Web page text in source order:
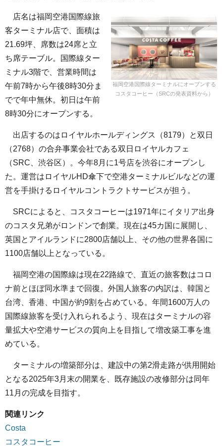
福岡空港国際線ターミナルにオープンする
コスタコーヒー（SRCの発表資料から）
店名は福岡空港国際線旅
客ターミナル店で、面積は
21.69坪、席数は24席と立
ち席テーブル。国際線ター
ミナル3階で、営業時間は
午前7時から午後8時30分ま
でで年中無休。初日は午前
8時30分にオープンする。
出店するのはロイヤルホールディングス（8179）と双日
（2768）の合弁事業会社である双日ロイヤルカフェ
（SRC、渋谷区）。今年8月に1号店を渋谷にオープンし
た。運営はロイヤルHD傘下で空港ターミナルビルなどの運
営を手掛けるロイヤルコントラクトサービスが担う。
SRCによると、コスタコーヒーは1971年にイタリア出身
のコスタ兄弟がロンドンで創業。現在は45カ国に展開し、
英国とアイルランドに2800店舗以上、その他の世界各国に
1100店舗以上となっている。
福岡空港の国際線は現在22路線で、直近の旅客数はコロ
ナ前とほぼ同水準まで回復。外国人旅客の内訳は、韓国と
台湾、香港、中国が約9割を占めている。年間1600万人の
国際線旅客を受け入れられるよう、現在はターミナルの容
量拡大や空港サービスの質向上を目指して増改築工事を進
めている。
ターミナルの増築部分は、建設中の第2滑走路が供用開始
となる2025年3月末の開業を、既存施設の改修部分は同年
11月の完成を目指す。
関連リンク
Costa
コスタコーヒー